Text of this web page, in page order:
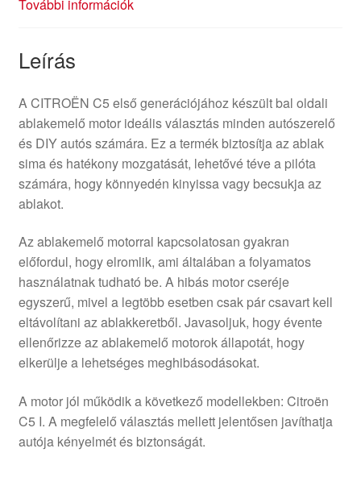
További információk
Leírás
A CITROËN C5 első generációjához készült bal oldali
ablakemelő motor ideális választás minden autószerelő
és DIY autós számára. Ez a termék biztosítja az ablak
sima és hatékony mozgatását, lehetővé téve a pilóta
számára, hogy könnyedén kinyissa vagy becsukja az
ablakot.
Az ablakemelő motorral kapcsolatosan gyakran
előfordul, hogy elromlik, ami általában a folyamatos
használatnak tudható be. A hibás motor cseréje
egyszerű, mivel a legtöbb esetben csak pár csavart kell
eltávolítani az ablakkeretből. Javasoljuk, hogy évente
ellenőrizze az ablakemelő motorok állapotát, hogy
elkerülje a lehetséges meghibásodásokat.
A motor jól működik a következő modellekben: Citroën
C5 I. A megfelelő választás mellett jelentősen javíthatja
autója kényelmét és biztonságát.